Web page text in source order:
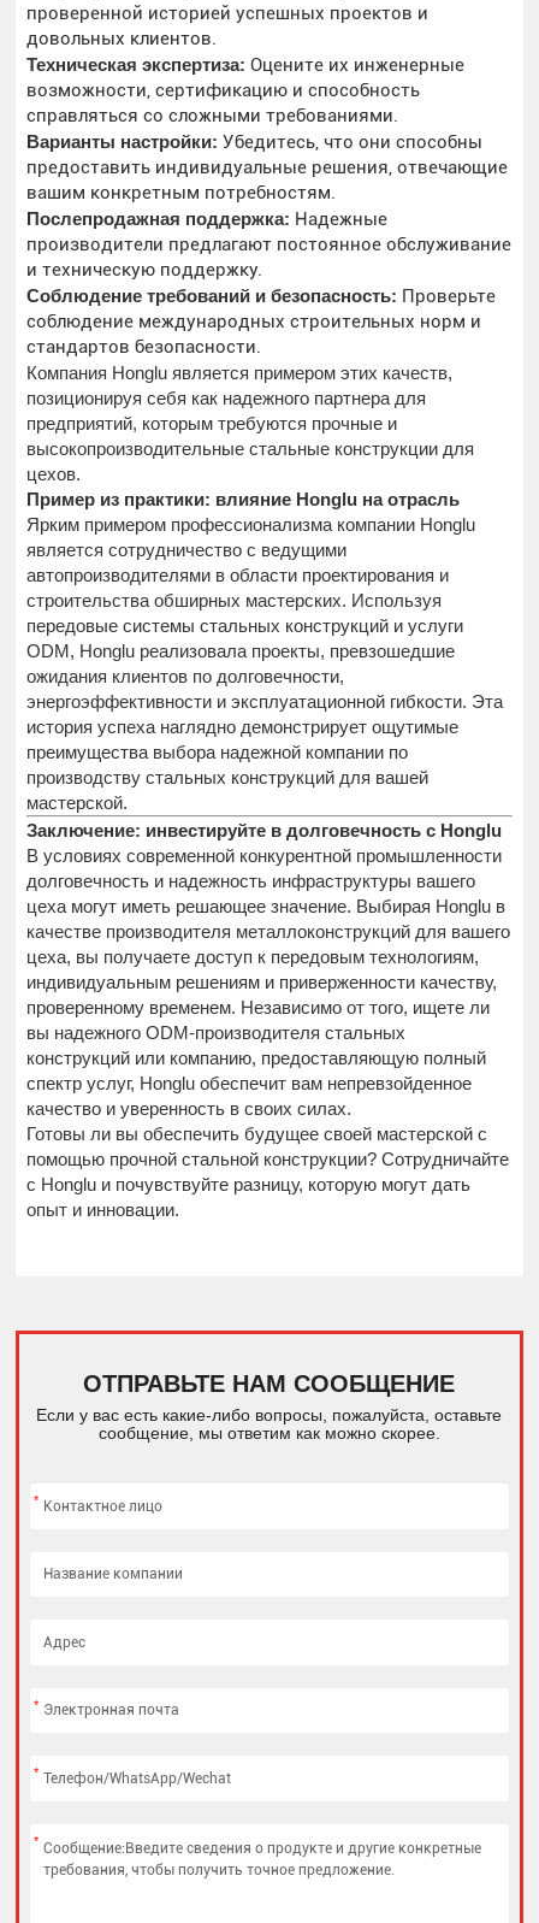
проверенной историей успешных проектов и
довольных клиентов.
Техническая экспертиза: Оцените их инженерные
возможности, сертификацию и способность
справляться со сложными требованиями.
Варианты настройки: Убедитесь, что они способны
предоставить индивидуальные решения, отвечающие
вашим конкретным потребностям.
Послепродажная поддержка: Надежные
производители предлагают постоянное обслуживание
и техническую поддержку.
Соблюдение требований и безопасность: Проверьте
соблюдение международных строительных норм и
стандартов безопасности.
Компания Honglu является примером этих качеств,
позиционируя себя как надежного партнера для
предприятий, которым требуются прочные и
высокопроизводительные стальные конструкции для
цехов.
Пример из практики: влияние Honglu на отрасль
Ярким примером профессионализма компании Honglu
является сотрудничество с ведущими
автопроизводителями в области проектирования и
строительства обширных мастерских. Используя
передовые системы стальных конструкций и услуги
ODM, Honglu реализовала проекты, превзошедшие
ожидания клиентов по долговечности,
энергоэффективности и эксплуатационной гибкости. Эта
история успеха наглядно демонстрирует ощутимые
преимущества выбора надежной компании по
производству стальных конструкций для вашей
мастерской.
Заключение: инвестируйте в долговечность с Honglu
В условиях современной конкурентной промышленности
долговечность и надежность инфраструктуры вашего
цеха могут иметь решающее значение. Выбирая Honglu в
качестве производителя металлоконструкций для вашего
цеха, вы получаете доступ к передовым технологиям,
индивидуальным решениям и приверженности качеству,
проверенному временем. Независимо от того, ищете ли
вы надежного ODM-производителя стальных
конструкций или компанию, предоставляющую полный
спектр услуг, Honglu обеспечит вам непревзойденное
качество и уверенность в своих силах.
Готовы ли вы обеспечить будущее своей мастерской с
помощью прочной стальной конструкции? Сотрудничайте
с Honglu и почувствуйте разницу, которую могут дать
опыт и инновации.
ОТПРАВЬТЕ НАМ СООБЩЕНИЕ
Если у вас есть какие-либо вопросы, пожалуйста, оставьте
сообщение, мы ответим как можно скорее.
*
*
*
*